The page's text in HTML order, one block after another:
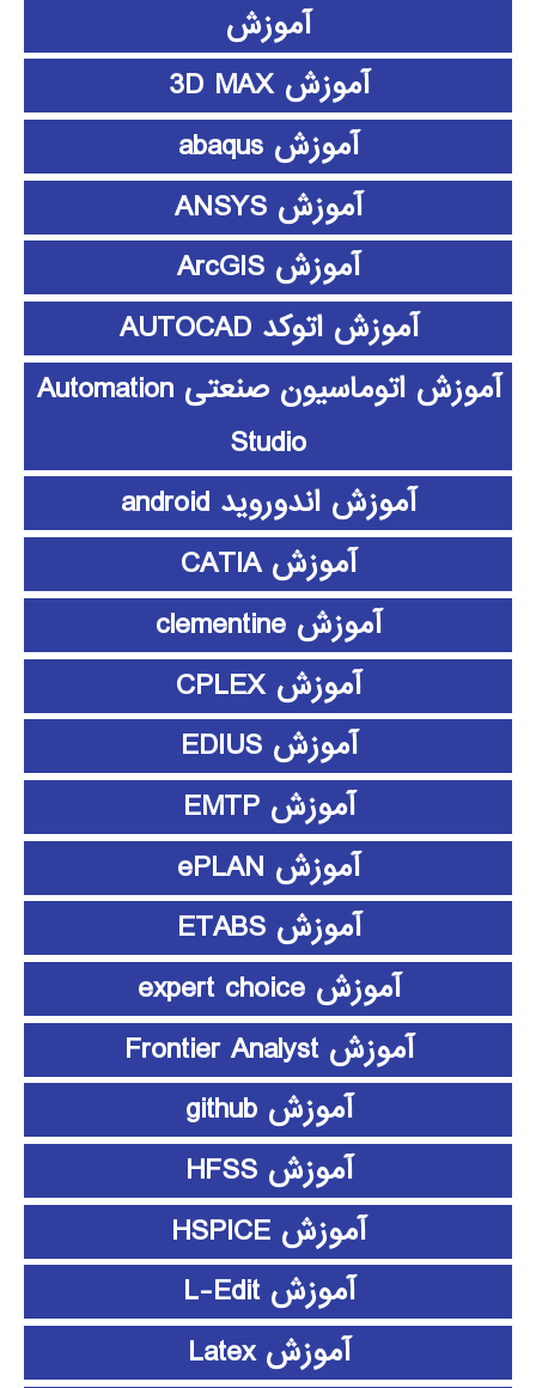
آموزش
آموزش 3D MAX
آموزش abaqus
آموزش ANSYS
آموزش ArcGIS
آموزش اتوکد AUTOCAD
آموزش اتوماسیون صنعتی Automation
Studio
آموزش اندوروید android
آموزش CATIA
آموزش clementine
آموزش CPLEX
آموزش EDIUS
آموزش EMTP
آموزش ePLAN
آموزش ETABS
آموزش expert choice
آموزش Frontier Analyst
آموزش github
آموزش HFSS
آموزش HSPICE
آموزش L-Edit
آموزش Latex